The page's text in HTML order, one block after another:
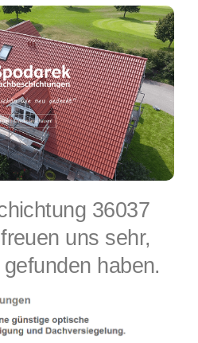
36037
uns sehr,
haben.